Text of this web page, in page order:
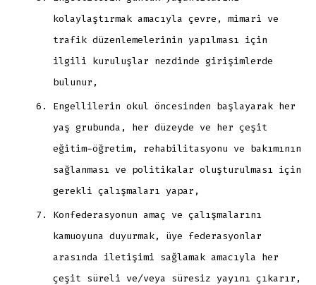
kolaylaştırmak amacıyla çevre, mimari ve
trafik düzenlemelerinin yapılması için
ilgili kuruluşlar nezdinde girişimlerde
bulunur,
Engellilerin okul öncesinden başlayarak her
yaş grubunda, her düzeyde ve her çeşit
eğitim-öğretim, rehabilitasyonu ve bakımının
sağlanması ve politikalar oluşturulması için
gerekli çalışmaları yapar,
Konfederasyonun amaç ve çalışmalarını
kamuoyuna duyurmak, üye federasyonlar
arasında iletişimi sağlamak amacıyla her
çeşit süreli ve/veya süresiz yayını çıkarır,